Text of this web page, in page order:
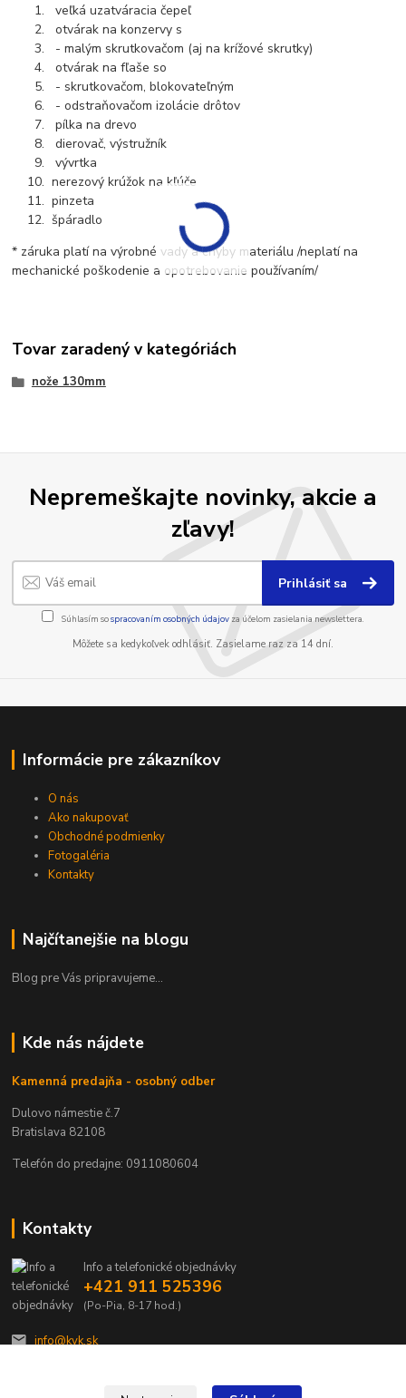
veľká uzatváracia čepeľ
otvárak na konzervy s
- malým skrutkovačom (aj na krížové skrutky)
otvárak na fľaše so
- skrutkovačom, blokovateľným
- odstraňovačom izolácie drôtov
pílka na drevo
dierovač, výstružník
vývrtka
nerezový krúžok na kľúče
pinzeta
špáradlo
* záruka platí na výrobné vady a chyby materiálu /neplatí na
mechanické poškodenie a opotrebovanie používaním/
Tovar zaradený v kategóriách
nože 130mm
Nepremeškajte novinky, akcie a
zľavy!
Prihlásiť sa
Súhlasím sospracovaním osobných údajov za účelom zasielania newslettera.
Môžete sa kedykoľvek odhlásiť. Zasielame raz za 14 dní.
Informácie pre zákazníkov
O nás
Ako nakupovať
Obchodné podmienky
Fotogaléria
Kontakty
Najčítanejšie na blogu
Blog pre Vás pripravujeme...
Kde nás nájdete
Kamenná predajňa - osobný odber
Dulovo námestie č.7
Bratislava 82108
Telefón do predajne: 0911080604
Kontakty
Info a telefonické objednávky
+421 911 525396
(Po-Pia, 8-17 hod.)
info@kvk.sk